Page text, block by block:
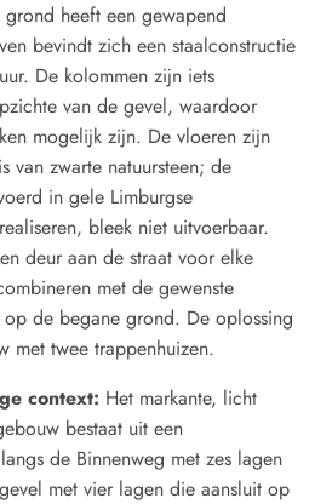
grond heeft een gewapend
bevindt zich een staalconstructie
De kolommen zijn iets
van de gevel, waardoor
mogelijk zijn. De vloeren zijn
van zwarte natuursteen; de
in gele Limburgse
bleek niet uitvoerbaar.
deur aan de straat voor elke
met de gewenste
de begane grond. De oplossing
met twee trappenhuizen.
context: Het markante, licht
bestaat uit een
de Binnenweg met zes lagen
met vier lagen die aansluit op